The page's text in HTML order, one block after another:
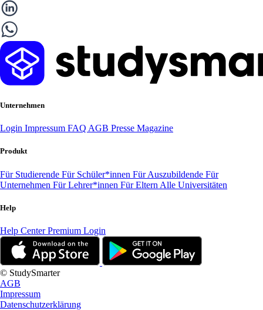
Unternehmen
Login Impressum FAQ AGB Presse Magazine
Produkt
Für Studierende Für Schüler*innen Für Auszubildende Für
Unternehmen Für Lehrer*innen Für Eltern Alle Universitäten
Help
Help CenterPremium Login
© StudySmarter
AGB
Impressum
Datenschutzerklärung